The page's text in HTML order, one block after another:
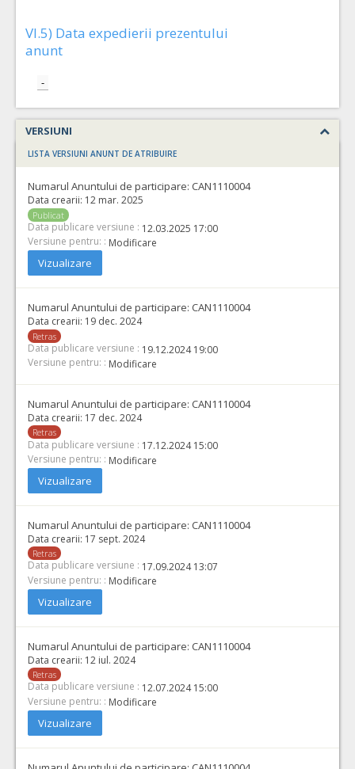
VI.5) Data expedierii prezentului
anunt
-
VERSIUNI
LISTA VERSIUNI ANUNT DE ATRIBUIRE
Numarul Anuntului de participare: CAN1110004
Data crearii: 12 mar. 2025
Publicat
Data publicare versiune : 12.03.2025 17:00
Versiune pentru: : Modificare
Vizualizare
Numarul Anuntului de participare: CAN1110004
Data crearii: 19 dec. 2024
Retras
Data publicare versiune : 19.12.2024 19:00
Versiune pentru: : Modificare
Numarul Anuntului de participare: CAN1110004
Data crearii: 17 dec. 2024
Retras
Data publicare versiune : 17.12.2024 15:00
Versiune pentru: : Modificare
Vizualizare
Numarul Anuntului de participare: CAN1110004
Data crearii: 17 sept. 2024
Retras
Data publicare versiune : 17.09.2024 13:07
Versiune pentru: : Modificare
Vizualizare
Numarul Anuntului de participare: CAN1110004
Data crearii: 12 iul. 2024
Retras
Data publicare versiune : 12.07.2024 15:00
Versiune pentru: : Modificare
Vizualizare